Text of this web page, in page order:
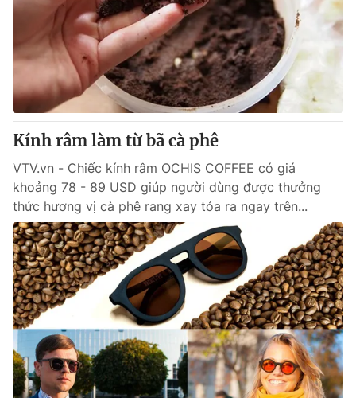
Kính râm làm từ bã cà phê
VTV.vn - Chiếc kính râm OCHIS COFFEE có giá
khoảng 78 - 89 USD giúp người dùng được thưởng
thức hương vị cà phê rang xay tỏa ra ngay trên...